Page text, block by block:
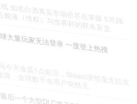
知名白酒真实市场价尽在掌握 5月26
液（维权）与世界杯的联名盲盒
大量玩家无法登录 一度登上热搜
今天凌晨1点前后，Steam突然毫无征兆
：全球数千名用户突然无
后一个大型DLC将于7月23日上线